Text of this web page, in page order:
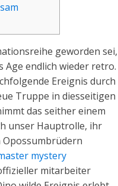
geworden sei,
Age endlich wieder retro.
Ereignis durch
Truppe in diesseitigen
das seither einem
unser Hauptrolle, ihr
Opossumbrüdern
mystery
mitarbeiter